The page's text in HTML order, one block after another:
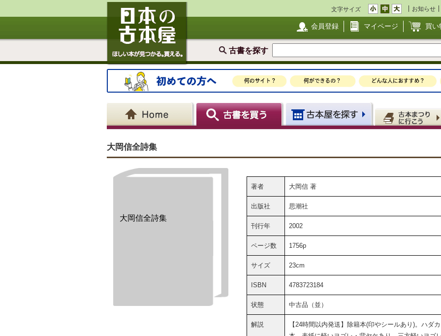
文字サイズ お知らせ
会員登録 マイページ 買い
古書を探す
大岡信全詩集
大岡信全詩集
著者 大岡信 著
出版社 思潮社
刊行年 2002
ページ数 1756p
サイズ 23cm
ISBN 4783723184
状態 中古品（並）
解説
【24時間以内発送】除籍本(印やシールあり)。ハダカ